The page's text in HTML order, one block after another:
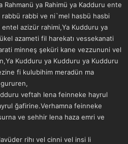
Rahmanü ya Rahimü ya Kadduru ente
rabbi ve ni`mel hasbü hasbi
azizür rahimi,Ya Kudduru ya
azameti fil harekatı vessekanati
minneş şeküri kane vezzununi vel
Kudduru ya Kudduru ya Kudduru
fi kulubihim meradün ma
veftah lena feinneke hayrul
ğafirine.Verhamna feinneke
ve sehhir lena haza emri ve
rihı vel cinni vel insi li